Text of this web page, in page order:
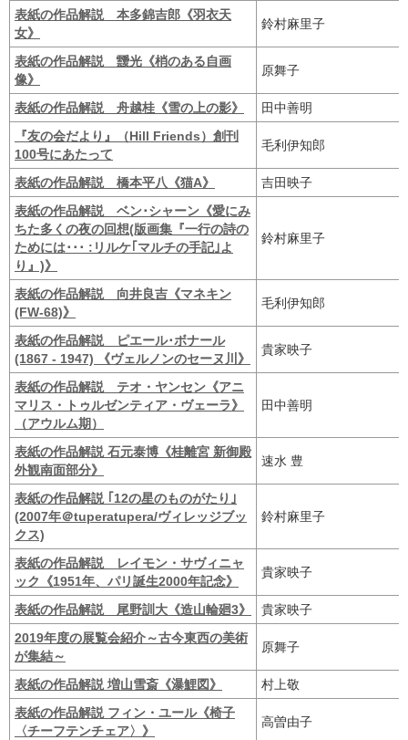
表紙の作品解説 本多錦吉郎《羽衣天
女》
鈴村麻里子
表紙の作品解説 靉光《梢のある自画
像》
原舞子
表紙の作品解説 舟越桂《雪の上の影》
田中善明
『友の会だより』（Hill Friends）創刊
100号にあたって
毛利伊知郎
表紙の作品解説 橋本平八《猫A》
吉田映子
表紙の作品解説 ベン･シャーン《愛にみ
ちた多くの夜の回想(版画集『一行の詩の
ためには･･･ :リルケ｢マルチの手記｣よ
り』)》
鈴村麻里子
表紙の作品解説 向井良吉《マネキン
(FW-68)》
毛利伊知郎
表紙の作品解説 ピエール･ボナール
(1867 - 1947) 《ヴェルノンのセーヌ川》
貴家映子
表紙の作品解説 テオ・ヤンセン《アニ
マリス・トゥルゼンティア・ヴェーラ》
（アウルム期）
田中善明
表紙の作品解説 石元泰博《桂離宮 新御殿
外観南面部分》
速水 豊
表紙の作品解説 ｢12の星のものがたり｣
(2007年＠tuperatupera/ヴィレッジブッ
クス)
鈴村麻里子
表紙の作品解説 レイモン・サヴィニャ
ック《1951年、パリ誕生2000年記念》
貴家映子
表紙の作品解説 尾野訓大《造山輪廻3》
貴家映子
2019年度の展覧会紹介～古今東西の美術
が集結～
原舞子
表紙の作品解説 増山雪斎《瀑鯉図》
村上敬
表紙の作品解説 フィン・ユール《椅子
〈チーフテンチェア〉》
高曽由子